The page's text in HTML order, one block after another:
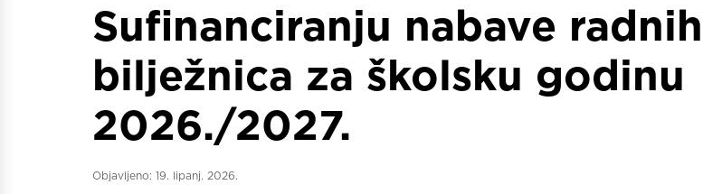
Sufinanciranju nabave radnih
bilježnica za školsku godinu
2026./2027.
Objavljeno: 19. lipanj. 2026.